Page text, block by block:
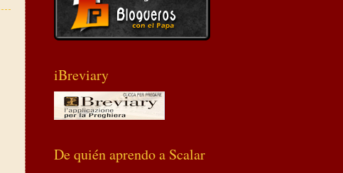
iBreviary
De quién aprendo a Scalar